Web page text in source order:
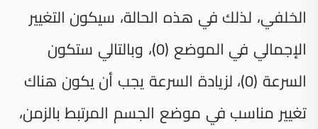
الخلفي، لذلك في هذه الحالة، سيكون التغيير
الإجمالي في الموضع (0)، وبالتالي ستكون
السرعة (0)، لزيادة السرعة يجب أن يكون هناك
تغيير مناسب في موضع الجسم المرتبط بالزمن،